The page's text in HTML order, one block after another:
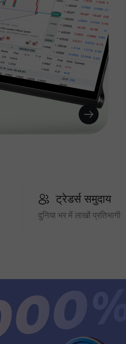
ट्रेडर्स समुदाय
दुनिया भर में लाखों प्रतिभागी